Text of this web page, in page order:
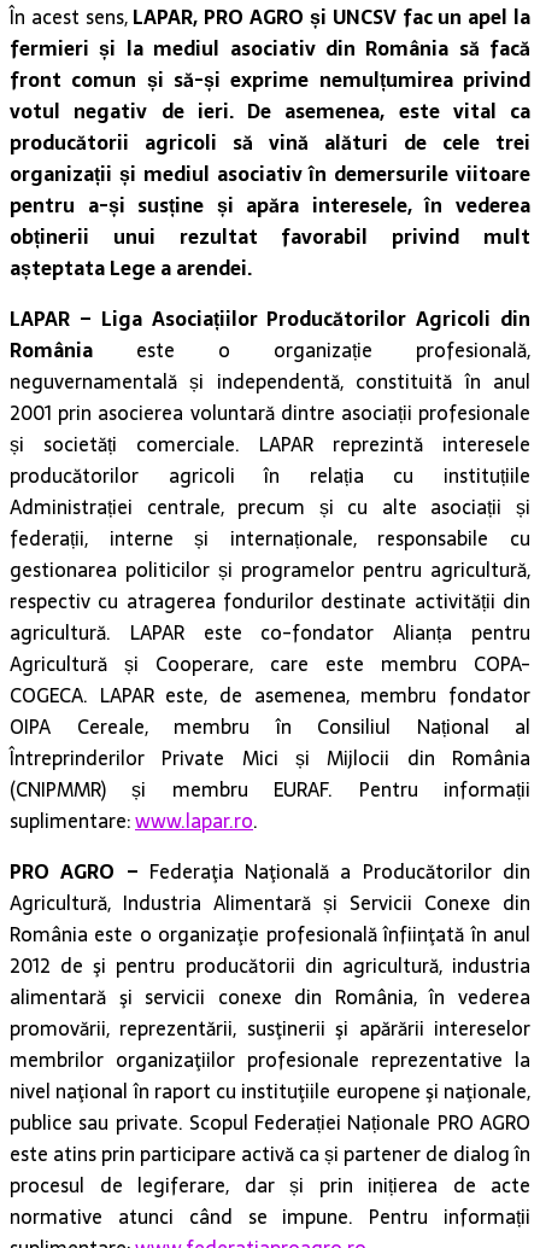
În acest sens,LAPAR, PRO AGRO și UNCSV fac un apel la
fermieri și la mediul asociativ din România să facă
front comun și să-și exprime nemulțumirea privind
votul negativ de ieri. De asemenea, este vital ca
producătorii agricoli să vină alături de cele trei
organizații și mediul asociativ în demersurile viitoare
pentru a-și susține și apăra interesele, în vederea
obținerii unui rezultat favorabil privind mult
așteptata Lege a arendei.
LAPAR – Liga Asociațiilor Producătorilor Agricoli din
România este o organizație profesională,
neguvernamentală și independentă, constituită în anul
2001 prin asocierea voluntară dintre asociații profesionale
și societăți comerciale. LAPAR reprezintă interesele
producătorilor agricoli în relația cu instituțiile
Administrației centrale, precum și cu alte asociații și
federații, interne și internaționale, responsabile cu
gestionarea politicilor și programelor pentru agricultură,
respectiv cu atragerea fondurilor destinate activității din
agricultură. LAPAR este co-fondator Alianța pentru
Agricultură și Cooperare, care este membru COPA-
COGECA. LAPAR este, de asemenea, membru fondator
OIPA Cereale, membru în Consiliul Național al
Întreprinderilor Private Mici și Mijlocii din România
(CNIPMMR) și membru EURAF. Pentru informații
suplimentare:www.lapar.ro.
PRO AGRO – Federaţia Naţională a Producătorilor din
Agricultură, Industria Alimentară și Servicii Conexe din
România este o organizaţie profesională înfiinţată în anul
2012 de şi pentru producătorii din agricultură, industria
alimentară şi servicii conexe din România, în vederea
promovării, reprezentării, susţinerii şi apărării intereselor
membrilor organizaţiilor profesionale reprezentative la
nivel naţional în raport cu instituţiile europene şi naţionale,
publice sau private. Scopul Federației Naționale PRO AGRO
este atins prin participare activă ca și partener de dialog în
procesul de legiferare, dar și prin inițierea de acte
normative atunci când se impune. Pentru informații